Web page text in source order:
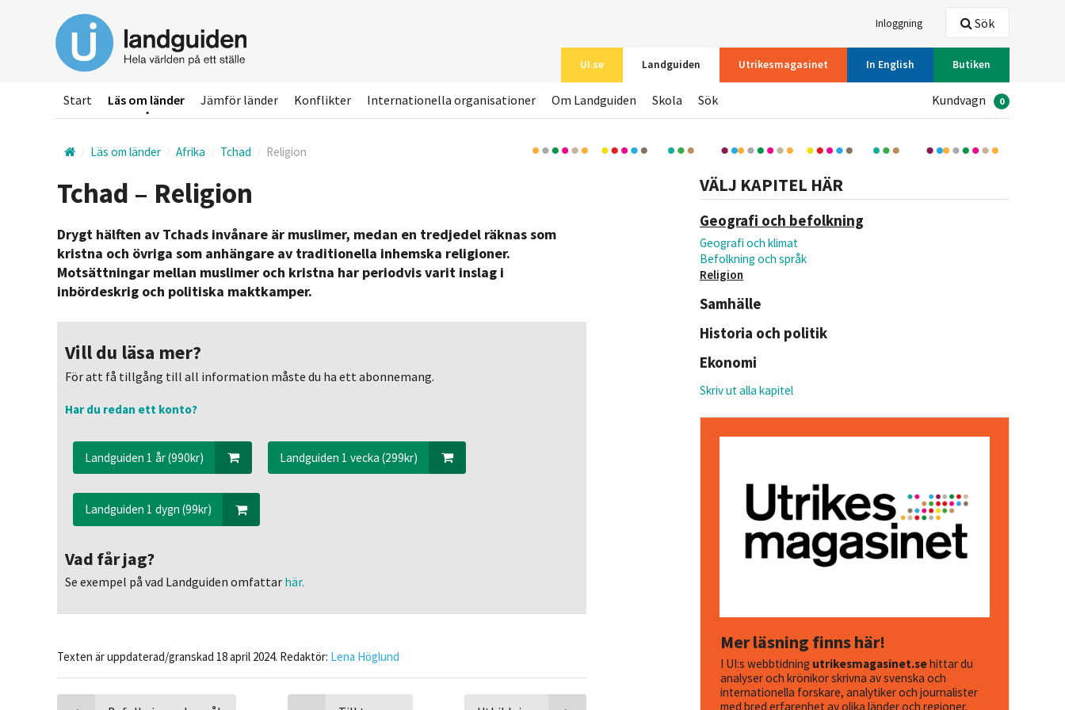
huvudinnehållet
Inloggning
UI.se Landguiden Utrikesmagasinet In English Butiken
Sök
Start Läs om länder Jämför länder Konflikter Internationella organisationer Om Landguiden Skola Sök Kundvagn 0
Läs om länder Afrika Tchad Religion
VÄLJ KAPITEL HÄR
Geografi och befolkning
Geografi och klimat
Befolkning och språk
Religion
Samhälle
Historia och politik
Ekonomi
Skriv ut alla kapitel
Mer läsning finns här!
I UI:s webbtidning utrikesmagasinet.sehittar du
analyser och krönikor skrivna av svenska och
internationella forskare, analytiker och journalister
med bred erfarenhet av olika länder och regioner.
Tchad – Religion
Drygt hälften av Tchads invånare är muslimer, medan en tredjedel räknas som
kristna och övriga som anhängare av traditionella inhemska religioner.
Motsättningar mellan muslimer och kristna har periodvis varit inslag i
inbördeskrig och politiska maktkamper.
Vill du läsa mer?
För att få tillgång till all information måste du ha ett abonnemang.
Har du redan ett konto?
Landguiden 1 år (990kr) Landguiden 1 vecka (299kr)
Landguiden 1 dygn (99kr)
Vad får jag?
Se exempel på vad Landguiden omfattar här.
Texten är uppdaterad/granskad 18 april 2024. Redaktör: Lena Höglund